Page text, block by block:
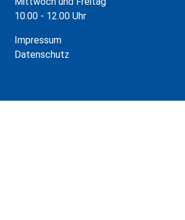
10.00 - 12.00 Uhr
Impressum
Datenschutz